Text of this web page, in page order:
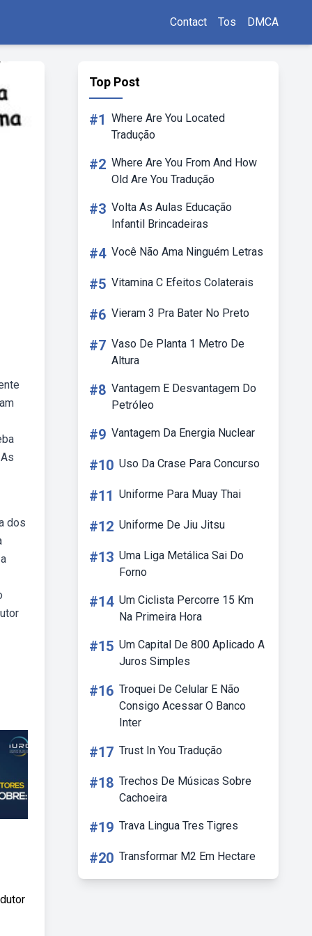
Contact Tos DMCA
dos
Top Post
#1 Where Are You Located
Tradução
#2 Where Are You From And How
Old Are You Tradução
#3 Volta As Aulas Educação
Infantil Brincadeiras
#4 Você Não Ama Ninguém Letras
#5 Vitamina C Efeitos Colaterais
#6 Vieram 3 Pra Bater No Preto
#7 Vaso De Planta 1 Metro De
Altura
#8 Vantagem E Desvantagem Do
Petróleo
#9 Vantagem Da Energia Nuclear
#10 Uso Da Crase Para Concurso
#11 Uniforme Para Muay Thai
#12 Uniforme De Jiu Jitsu
#13 Uma Liga Metálica Sai Do
Forno
#14 Um Ciclista Percorre 15 Km
Na Primeira Hora
#15 Um Capital De 800 Aplicado A
Juros Simples
#16 Troquei De Celular E Não
Consigo Acessar O Banco
Inter
#17 Trust In You Tradução
#18 Trechos De Músicas Sobre
Cachoeira
#19 Trava Lingua Tres Tigres
#20 Transformar M2 Em Hectare